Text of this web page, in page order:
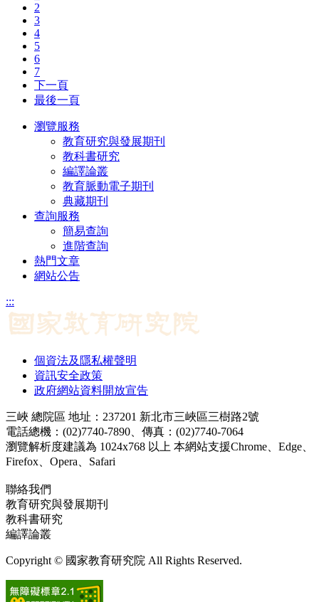
2
3
4
5
6
7
下一頁
最後一頁
瀏覽服務
教育研究與發展期刊
教科書研究
編譯論叢
教育脈動電子期刊
典藏期刊
查詢服務
簡易查詢
進階查詢
熱門文章
網站公告
:::
個資法及隱私權聲明
資訊安全政策
政府網站資料開放宣告
三峽 總院區 地址：237201 新北市三峽區三樹路2號
電話總機：(02)7740-7890、傳真：(02)7740-7064
瀏覽解析度建議為 1024x768 以上 本網站支援Chrome、Edge、
Firefox、Opera、Safari
聯絡我們
教育研究與發展期刊
教科書研究
編譯論叢
Copyright © 國家教育研究院 All Rights Reserved.